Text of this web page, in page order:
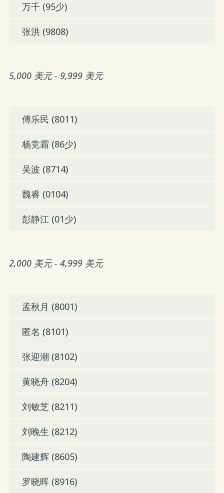
万千 (95少)
张洪 (9808)
5,000 美元 - 9,999 美元
傅乐民 (8011)
杨竞霜 (86少)
吴波 (8714)
魏睿 (0104)
彭静江 (01少)
2,000 美元 - 4,999 美元
孟秋月 (8001)
匿名 (8101)
张迎潮 (8102)
黄晓舟 (8204)
刘敏芝 (8211)
刘晚生 (8212)
陶建辉 (8605)
罗晓晖 (8916)